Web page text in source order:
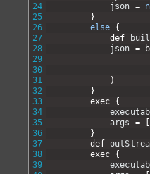
24
25
26
27
28
29
30
31
32
33
34
35
36
37
38
39
json =
}
else {
def
json =
)
}
exec {
args
= [
}
def
exec {